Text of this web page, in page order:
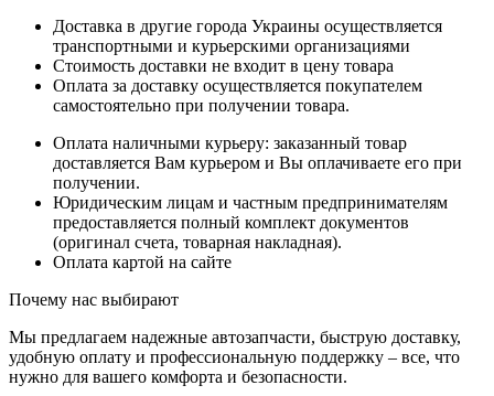
Доставка в другие города Украины осуществляется
транспортными и курьерскими организациями
Стоимость доставки не входит в цену товара
Оплата за доставку осуществляется покупателем
самостоятельно при получении товара.
Оплата наличными курьеру: заказанный товар
доставляется Вам курьером и Вы оплачиваете его при
получении.
Юридическим лицам и частным предпринимателям
предоставляется полный комплект документов
(оригинал счета, товарная накладная).
Оплата картой на сайте
Почему нас выбирают
Мы предлагаем надежные автозапчасти, быструю доставку,
удобную оплату и профессиональную поддержку – все, что
нужно для вашего комфорта и безопасности.